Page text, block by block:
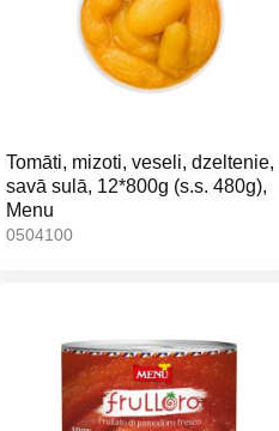
Tomāti, mizoti, veseli, dzeltenie,
savā sulā, 12*800g (s.s. 480g),
Menu
0504100